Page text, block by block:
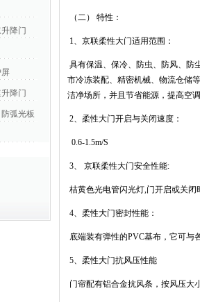
降门
降门
弧光板
（二） 特性：
1、京联柔性大门适用范围：
具有保温、保冷、防虫、防风、防
市冷冻装配、精密机械、物流仓储
洁净场所，并且节省能源，提高空
2、 柔性大门开启与关闭速度：
0.6-1.5m/S
3、 京联柔性大门安全性能:
桔黄色光电管闪光灯,门开启或关闭
4、 柔性大门密封性能：
底端装有弹性的PVC基布，它可与
5、 柔性大门抗风压性能
门帘配有铝合金抗风条，按风压大